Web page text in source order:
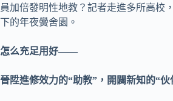
員加倍發明性地教？記者走進多所高校
下的年夜黌舍園。
怎么充足用好——
晉陞進修效力的“助教”，開闢新知的“伙